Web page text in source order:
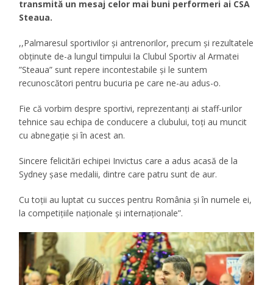
transmită un mesaj celor mai buni performeri ai CSA
Steaua.
,,Palmaresul sportivilor şi antrenorilor, precum şi rezultatele
obținute de-a lungul timpului la Clubul Sportiv al Armatei
”Steaua” sunt repere incontestabile și le suntem
recunoscători pentru bucuria pe care ne-au adus-o.
Fie că vorbim despre sportivi, reprezentanți ai staff-urilor
tehnice sau echipa de conducere a clubului, toţi au muncit
cu abnegaţie și în acest an.
Sincere felicitări echipei Invictus care a adus acasă de la
Sydney șase medalii, dintre care patru sunt de aur.
Cu toţii au luptat cu succes pentru România şi în numele ei,
la competiţiile naţionale şi internaţionale”.